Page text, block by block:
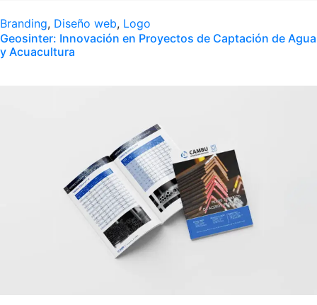
Branding, Diseño web, Logo
Geosinter: Innovación en Proyectos de Captación de Agua
y Acuacultura